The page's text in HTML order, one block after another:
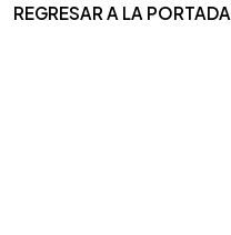
REGRESAR A LA PORTADA